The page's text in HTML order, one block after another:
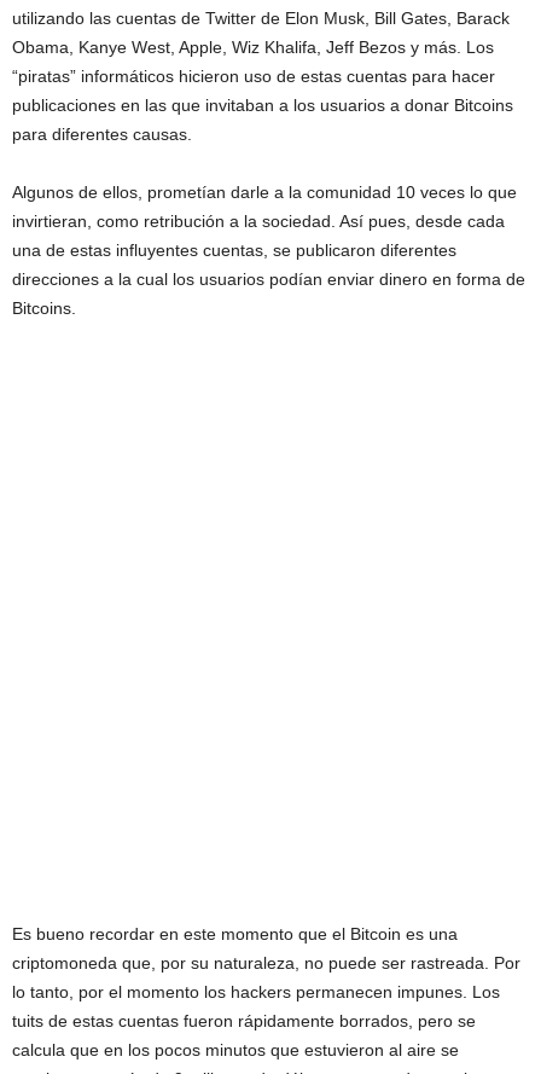
utilizando las cuentas de Twitter de Elon Musk, Bill Gates, Barack
Obama, Kanye West, Apple, Wiz Khalifa, Jeff Bezos y más. Los
“piratas” informáticos hicieron uso de estas cuentas para hacer
publicaciones en las que invitaban a los usuarios a donar Bitcoins
para diferentes causas.
Algunos de ellos, prometían darle a la comunidad 10 veces lo que
invirtieran, como retribución a la sociedad. Así pues, desde cada
una de estas influyentes cuentas, se publicaron diferentes
direcciones a la cual los usuarios podían enviar dinero en forma de
Bitcoins.
Es bueno recordar en este momento que el Bitcoin es una
criptomoneda que, por su naturaleza, no puede ser rastreada. Por
lo tanto, por el momento los hackers permanecen impunes. Los
tuits de estas cuentas fueron rápidamente borrados, pero se
calcula que en los pocos minutos que estuvieron al aire se